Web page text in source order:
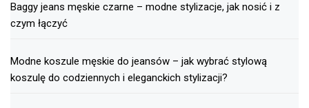
Baggy jeans męskie czarne – modne stylizacje, jak nosić i z
czym łączyć
Modne koszule męskie do jeansów – jak wybrać stylową
koszulę do codziennych i eleganckich stylizacji?